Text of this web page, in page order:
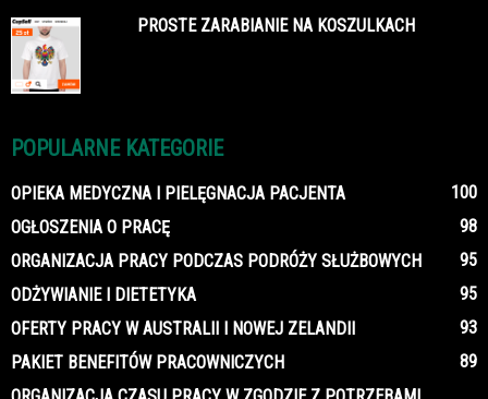
PROSTE ZARABIANIE NA KOSZULKACH
POPULARNE KATEGORIE
OPIEKA MEDYCZNA I PIELĘGNACJA PACJENTA
100
OGŁOSZENIA O PRACĘ
98
ORGANIZACJA PRACY PODCZAS PODRÓŻY SŁUŻBOWYCH
95
ODŻYWIANIE I DIETETYKA
95
OFERTY PRACY W AUSTRALII I NOWEJ ZELANDII
93
PAKIET BENEFITÓW PRACOWNICZYCH
89